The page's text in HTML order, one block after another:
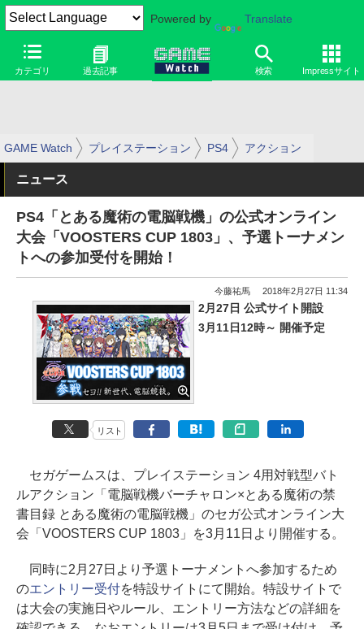
Powered by Translate
カテゴリ 過去記事 検索 Impressサイト
GAME Watch プレイステーション PS4 アクション
ニュース
PS4「とある魔術の電脳戦機」の公式オンライン
大会「VOOSTERS CUP 1803」、予選トーナメン
トへの参加受付を開始！
今藤祐馬 2018年2月27日 11:34
2月27日 公式サイト開設
3月11日12時～ 開催予定
リスト
セガゲームスは、プレイステーション 4用対戦型バト
ルアクション「電脳戦機バーチャロン×とある魔術の禁
書目録 とある魔術の電脳戦機」のセガ公式オンライン大
会「VOOSTERS CUP 1803」を3月11日より開催する。
同時に2月27日より予選トーナメントへ参加するため
のエントリー受付を特設サイトにて開始。特設サイトで
は大会の実施日やルール、エントリー方法などの詳細を